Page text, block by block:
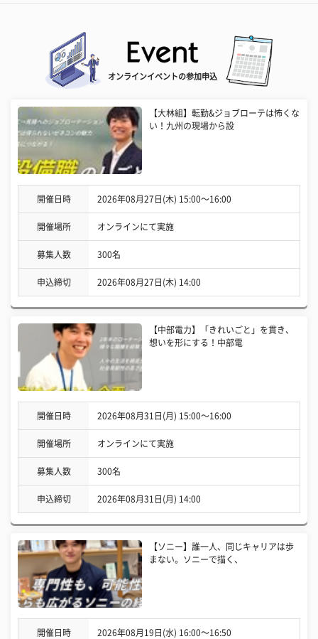
オンラインイベントの参加申込
【大林組】転勤&ジョブローテは怖くな
い！九州の現場から設
開催日時 2026年08月27日(木) 15:00〜16:00
開催場所 オンラインにて実施
募集人数 300名
申込締切 2026年08月27日(木) 14:00
【中部電力】「きれいごと」を貫き、
想いを形にする！中部電
開催日時 2026年08月31日(月) 15:00〜16:00
開催場所 オンラインにて実施
募集人数 300名
申込締切 2026年08月31日(月) 14:00
【ソニー】誰一人、同じキャリアは歩
まない。ソニーで描く、
開催日時 2026年08月19日(水) 16:00〜16:50